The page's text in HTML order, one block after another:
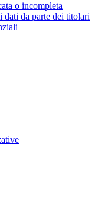
o incompleta
dati da parte dei titolari